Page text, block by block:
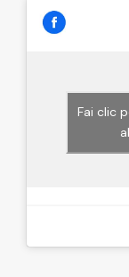
Fai clic